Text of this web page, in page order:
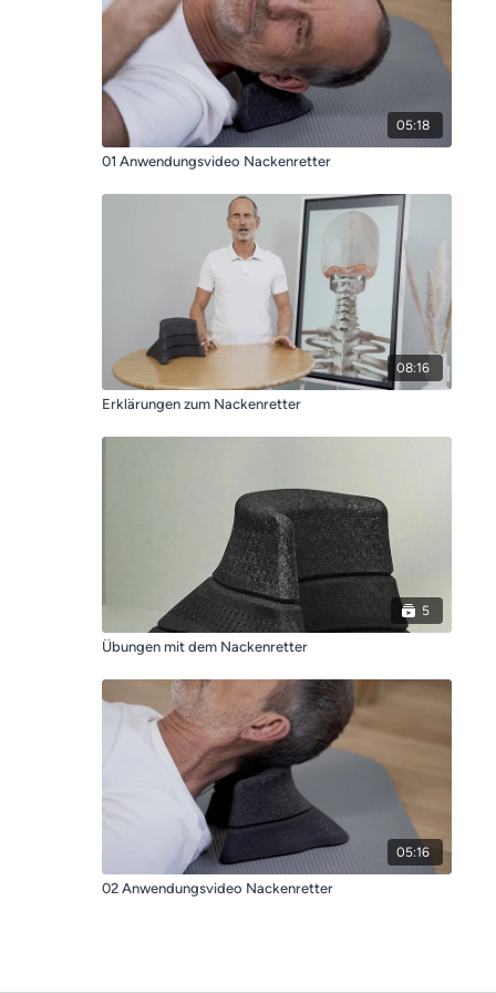
05:18
01 Anwendungsvideo Nackenretter
08:16
Erklärungen zum Nackenretter
5
Übungen mit dem Nackenretter
05:16
02 Anwendungsvideo Nackenretter